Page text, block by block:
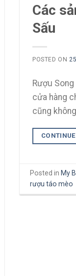
Các
Sấu
POSTED ON
Rượu
cửa hàng
cũng
Posted in My
rượu táo mèo